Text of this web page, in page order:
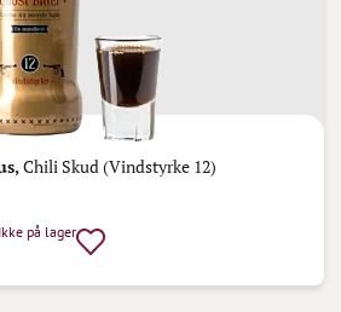
Chili Skud (Vindstyrke 12)
Ikke på lager